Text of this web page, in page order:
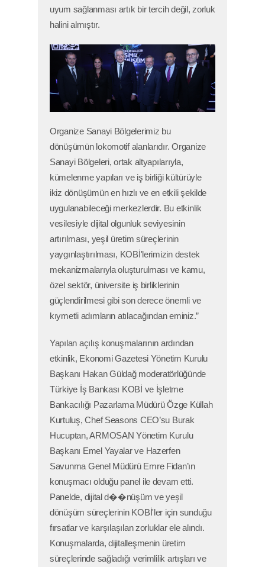
uyum sağlanması artık bir tercih değil, zorluk
halini almıştır.
Organize Sanayi Bölgelerimiz bu
dönüşümün lokomotif alanlarıdır. Organize
Sanayi Bölgeleri, ortak altyapılarıyla,
kümelenme yapıları ve iş birliği kültürüyle
ikiz dönüşümün en hızlı ve en etkili şekilde
uygulanabileceği merkezlerdir. Bu etkinlik
vesilesiyle dijital olgunluk seviyesinin
artırılması, yeşil üretim süreçlerinin
yaygınlaştırılması, KOBİ'lerimizin destek
mekanizmalarıyla oluşturulması ve kamu,
özel sektör, üniversite iş birliklerinin
güçlendirilmesi gibi son derece önemli ve
kıymetli adımların atılacağından eminiz.”
Yapılan açılış konuşmalarının ardından
etkinlik, Ekonomi Gazetesi Yönetim Kurulu
Başkanı Hakan Güldağ moderatörlüğünde
Türkiye İş Bankası KOBİ ve İşletme
Bankacılığı Pazarlama Müdürü Özge Küllah
Kurtuluş, Chef Seasons CEO’su Burak
Hucuptan, ARMOSAN Yönetim Kurulu
Başkanı Emel Yayalar ve Hazerfen
Savunma Genel Müdürü Emre Fidan’ın
konuşmacı olduğu panel ile devam etti.
Panelde, dijital d��nüşüm ve yeşil
dönüşüm süreçlerinin KOBİ'ler için sunduğu
fırsatlar ve karşılaşılan zorluklar ele alındı.
Konuşmalarda, dijitalleşmenin üretim
süreçlerinde sağladığı verimlilik artışları ve